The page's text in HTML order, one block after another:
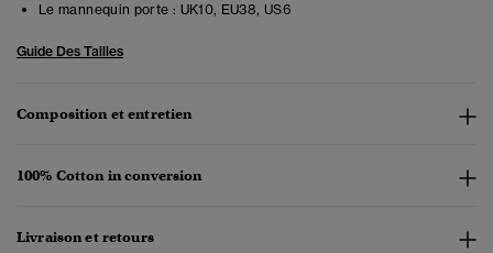
Le mannequin porte : UK10, EU38, US6
Guide Des Tailles
Composition et entretien
100% Cotton in conversion
Livraison et retours